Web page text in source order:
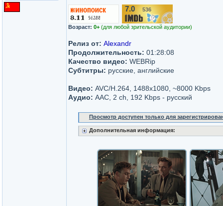
7.0 536
Возраст: 0+ (для любой зрительской аудитории)
Релиз от: Alexandr
Продолжительность: 01:28:08
Качество видео: WEBRip
Субтитры: русские, английские
Видео: AVC/H.264, 1488x1080, ~8000 Kbps
Аудио: AAC, 2 ch, 192 Kbps - русский
Просмотр доступен только для
Дополнительная информация: